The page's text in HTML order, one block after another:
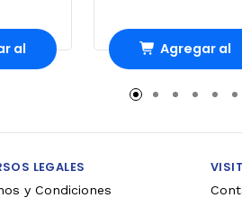
al Agregar al
Carro
LEGALES
y Condiciones